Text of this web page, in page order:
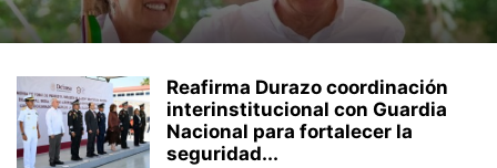
Reafirma Durazo coordinación
interinstitucional con Guardia
Nacional para fortalecer la
seguridad...